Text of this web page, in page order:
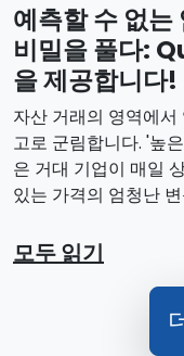
예측할 수 없는
비밀을 풀다:
을 제공합니다!
자산 거래의 영역에
고로 군림합니다. '높
은 거대 기업이 매일
있는 가격의 엄청난
모두 읽기